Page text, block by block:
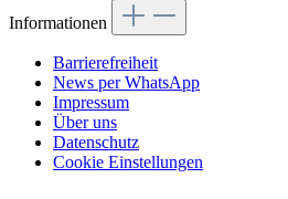
Informationen
Barrierefreiheit
News per WhatsApp
Impressum
Über uns
Datenschutz
Cookie Einstellungen